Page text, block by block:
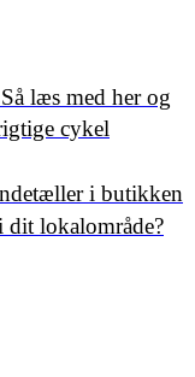
læs med her og
cykel
i butikken
dit lokalområde?